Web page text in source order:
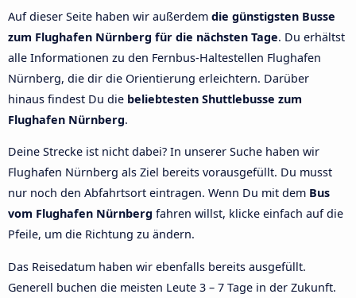
Auf dieser Seite haben wir außerdem die günstigsten Busse
zum Flughafen Nürnberg für die nächsten Tage. Du erhältst
alle Informationen zu den Fernbus-Haltestellen Flughafen
Nürnberg, die dir die Orientierung erleichtern. Darüber
hinaus findest Du die beliebtesten Shuttlebusse zum
Flughafen Nürnberg.
Deine Strecke ist nicht dabei? In unserer Suche haben wir
Flughafen Nürnberg als Ziel bereits vorausgefüllt. Du musst
nur noch den Abfahrtsort eintragen. Wenn Du mit dem Bus
vom Flughafen Nürnberg fahren willst, klicke einfach auf die
Pfeile, um die Richtung zu ändern.
Das Reisedatum haben wir ebenfalls bereits ausgefüllt.
Generell buchen die meisten Leute 3 – 7 Tage in der Zukunft.